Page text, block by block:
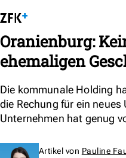
Oranienburg:
ehemaligen
Die kommunale Holding
die Rechung für ein
Unternehmen hat genug
Artikel von Pauline